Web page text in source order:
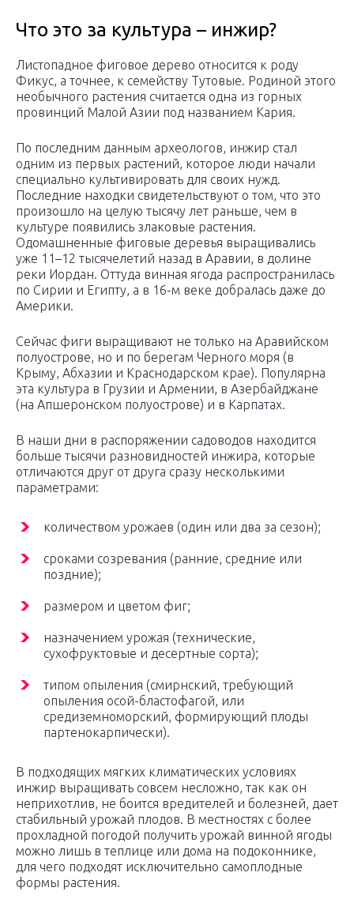
Что это за культура – инжир?
Листопадное фиговое дерево относится к роду
Фикус, а точнее, к семейству Тутовые. Родиной этого
необычного растения считается одна из горных
провинций Малой Азии под названием Кария.
По последним данным археологов, инжир стал
одним из первых растений, которое люди начали
специально культивировать для своих нужд.
Последние находки свидетельствуют о том, что это
произошло на целую тысячу лет раньше, чем в
культуре появились злаковые растения.
Одомашненные фиговые деревья выращивались
уже 11–12 тысячелетий назад в Аравии, в долине
реки Иордан. Оттуда винная ягода распространилась
по Сирии и Египту, а в 16-м веке добралась даже до
Америки.
Сейчас фиги выращивают не только на Аравийском
полуострове, но и по берегам Черного моря (в
Крыму, Абхазии и Краснодарском крае). Популярна
эта культура в Грузии и Армении, в Азербайджане
(на Апшеронском полуострове) и в Карпатах.
В наши дни в распоряжении садоводов находится
больше тысячи разновидностей инжира, которые
отличаются друг от друга сразу несколькими
параметрами:
количеством урожаев (один или два за сезон);
сроками созревания (ранние, средние или
поздние);
размером и цветом фиг;
назначением урожая (технические,
сухофруктовые и десертные сорта);
типом опыления (смирнский, требующий
опыления осой-бластофагой, или
средиземноморский, формирующий плоды
партенокарпически).
В подходящих мягких климатических условиях
инжир выращивать совсем несложно, так как он
неприхотлив, не боится вредителей и болезней, дает
стабильный урожай плодов. В местностях с более
прохладной погодой получить урожай винной ягоды
можно лишь в теплице или дома на подоконнике,
для чего подходят исключительно самоплодные
формы растения.